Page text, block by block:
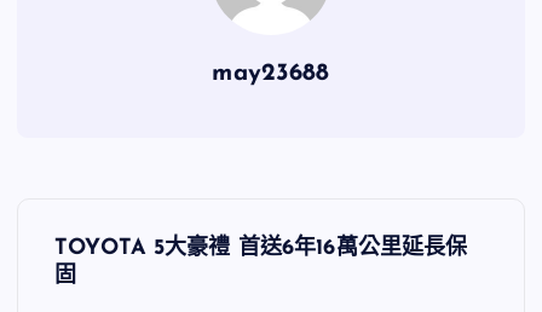
may23688
文
章
TOYOTA 5大豪禮 首送6年16萬公里延長保
固